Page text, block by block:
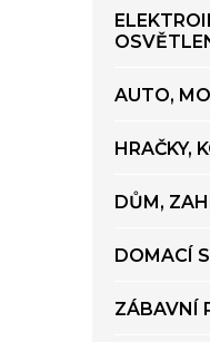
AUTO,
HRAČKY,
DŮM,
DOMACÍ
ZÁBAVNÍ